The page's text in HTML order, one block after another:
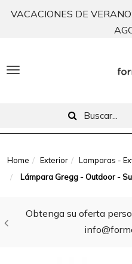
VACACIONES DE
T
g
l
Home Exterior Lamparas -
Lámpara Gregg - Outdoor -
Obtenga su oferta